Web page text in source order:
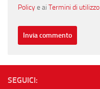
Policye ai Termini di utilizzo
SEGUICI: